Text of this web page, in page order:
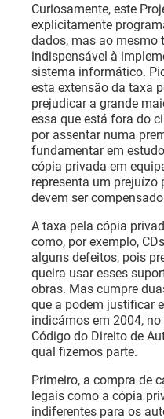
Curiosamente, este
explicitamente
dados, mas ao mesmo
indispensável à
sistema informático.
esta extensão da taxa
prejudicar a grande
essa que está fora do
por assentar numa
fundamentar em
cópia privada em
representa um
devem ser
A taxa pela cópia
como, por exemplo,
alguns defeitos, pois
queira usar esses
obras. Mas cumpre
que a podem justificar
indicámos em 2004,
Código do Direito de
qual fizemos parte.
Primeiro, a compra de
legais como a cópia
indiferentes para os